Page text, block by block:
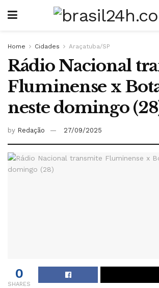
Home Cidades Araçatuba/SP
Rádio Nacional
Fluminense x
neste domingo
by Redação 27/09/2025
0
SHARES